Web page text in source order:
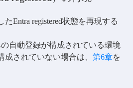
Entra registered状態を再現する
自動登録が構成されている環境
成されていない場合は、 第6章を